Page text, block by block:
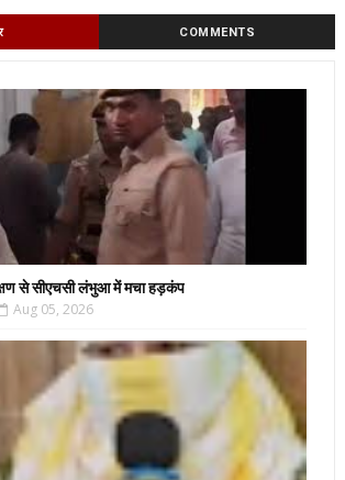
COMMENTS
से सीएचसी लंभुआ में मचा हड़कंप
Aug 05, 2026